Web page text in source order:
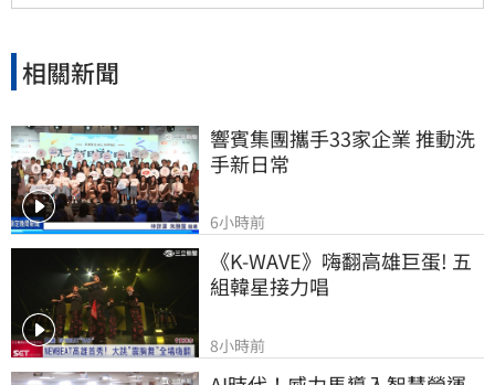
相關新聞
響賓集團攜手33家企業 推動洗
手新日常
6小時前
《K-WAVE》嗨翻高雄巨蛋! 五
組韓星接力唱
8小時前